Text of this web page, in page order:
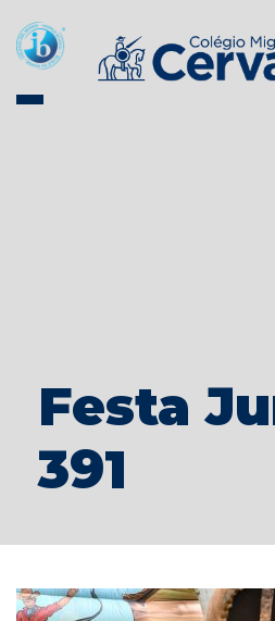
Festa
391